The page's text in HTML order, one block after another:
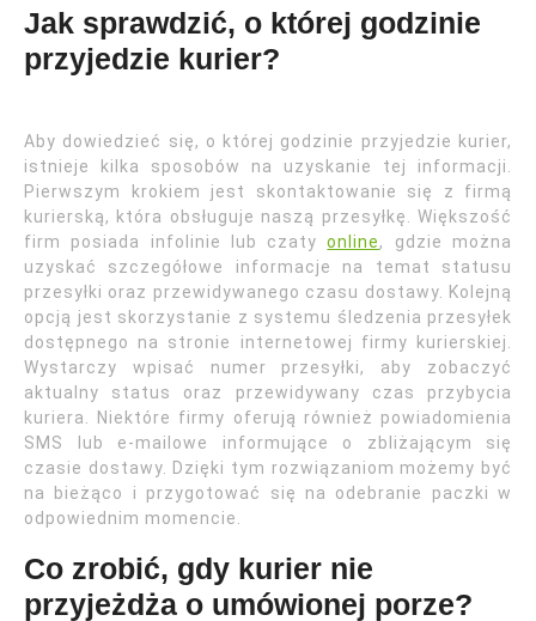
Jak sprawdzić, o której godzinie
przyjedzie kurier?
Aby dowiedzieć się, o której godzinie przyjedzie kurier,
istnieje kilka sposobów na uzyskanie tej informacji.
Pierwszym krokiem jest skontaktowanie się z firmą
kurierską, która obsługuje naszą przesyłkę. Większość
firm posiada infolinie lub czatyonline, gdzie można
uzyskać szczegółowe informacje na temat statusu
przesyłki oraz przewidywanego czasu dostawy. Kolejną
opcją jest skorzystanie z systemu śledzenia przesyłek
dostępnego na stronie internetowej firmy kurierskiej.
Wystarczy wpisać numer przesyłki, aby zobaczyć
aktualny status oraz przewidywany czas przybycia
kuriera. Niektóre firmy oferują również powiadomienia
SMS lub e-mailowe informujące o zbliżającym się
czasie dostawy. Dzięki tym rozwiązaniom możemy być
na bieżąco i przygotować się na odebranie paczki w
odpowiednim momencie.
Co zrobić, gdy kurier nie
przyjeżdża o umówionej porze?